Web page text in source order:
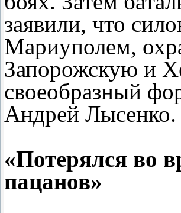
заявили, что
Мариуполем,
Запорожскую и
своеобразный
Андрей Лысенко.
«Потерялся во
пацанов»